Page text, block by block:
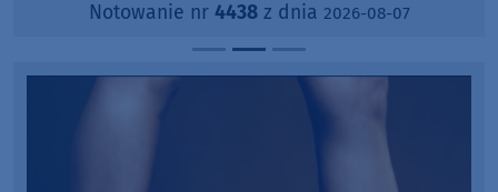
Notowanie nr 4438z dnia 2026-08-07